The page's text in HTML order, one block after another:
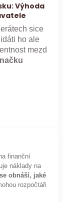
Výhoda
sice
ho ale
mezd
finanční
náklady na
obnáší, jaké
rozpočtáři